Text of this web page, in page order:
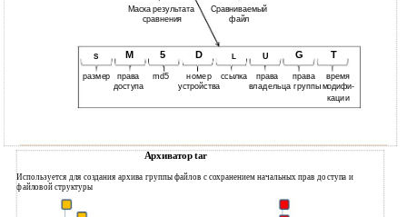
Маска результата
Сравниваемый
сравнения
файл
S M 5 D L U G T
размер права md5 номер ссылка права права время
доступа устройства владельца группы модифи-
кации
Архиватор tar
Используется для создания архива группы файлов с сохранением начальных прав доступа и
файловой структуры